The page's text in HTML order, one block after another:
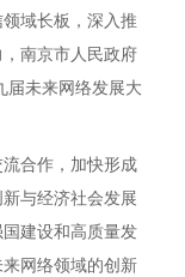
域长板，深入推
南京市人民政府
届未来网络发展大
合作，加快形成
与经济社会发展
建设和高质量发
网络领域的创新